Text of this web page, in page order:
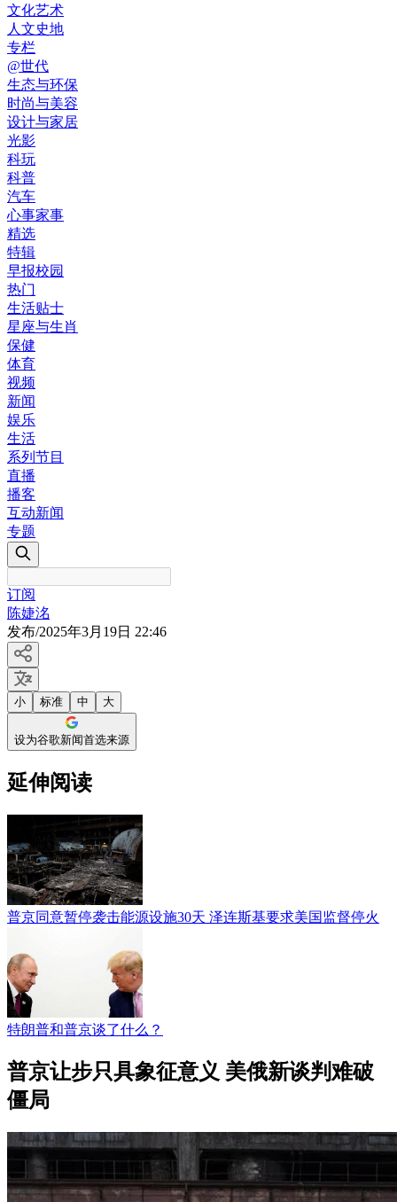
文化艺术
人文史地
专栏
@世代
生态与环保
时尚与美容
设计与家居
光影
科玩
科普
汽车
心事家事
精选
特辑
早报校园
热门
生活贴士
星座与生肖
保健
体育
视频
新闻
娱乐
生活
系列节目
直播
播客
互动新闻
专题
订阅
陈婕洺
发布/2025年3月19日 22:46
小 标准 中 大
设为谷歌新闻首选来源
延伸阅读
普京同意暂停袭击能源设施30天 泽连斯基要求美国监督停火
特朗普和普京谈了什么？
普京让步只具象征意义 美俄新谈判难破
僵局